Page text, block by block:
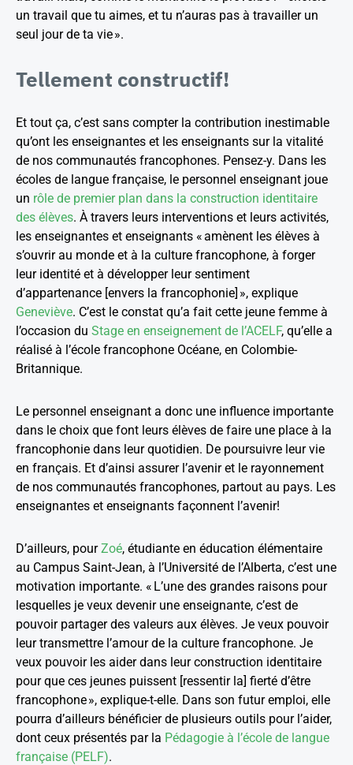
un travail que tu aimes, et tu n’auras pas à travailler un
seul jour de ta vie ».
Tellement constructif!
Et tout ça, c’est sans compter la contribution inestimable
qu’ont les enseignantes et les enseignants sur la vitalité
de nos communautés francophones. Pensez-y. Dans les
écoles de langue française, le personnel enseignant joue
un rôle de premier plan dans la construction identitaire
des élèves. À travers leurs interventions et leurs activités,
les enseignantes et enseignants « amènent les élèves à
s’ouvrir au monde et à la culture francophone, à forger
leur identité et à développer leur sentiment
d’appartenance [envers la francophonie] », explique
Geneviève. C’est le constat qu’a fait cette jeune femme à
l’occasion du Stage en enseignement de l’ACELF, qu’elle a
réalisé à l’école francophone Océane, en Colombie-
Britannique.
Le personnel enseignant a donc une influence importante
dans le choix que font leurs élèves de faire une place à la
francophonie dans leur quotidien. De poursuivre leur vie
en français. Et d’ainsi assurer l’avenir et le rayonnement
de nos communautés francophones, partout au pays. Les
enseignantes et enseignants façonnent l’avenir!
D’ailleurs, pourZoé, étudiante en éducation élémentaire
au Campus Saint-Jean, à l’Université de l’Alberta, c’est une
motivation importante. « L’une des grandes raisons pour
lesquelles je veux devenir une enseignante, c’est de
pouvoir partager des valeurs aux élèves. Je veux pouvoir
leur transmettre l’amour de la culture francophone. Je
veux pouvoir les aider dans leur construction identitaire
pour que ces jeunes puissent [ressentir la] fierté d’être
francophone », explique-t-elle. Dans son futur emploi, elle
pourra d’ailleurs bénéficier de plusieurs outils pour l’aider,
dont ceux présentés par la Pédagogie à l’école de langue
française (PELF).